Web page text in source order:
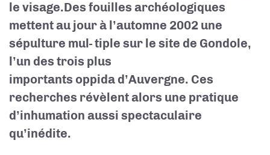
le visage.Des fouilles archéologiques
mettent au jour à l’automne 2002 une
sépulture mul- tiple sur le site de Gondole,
l’un des trois plus
importants oppida d’Auvergne. Ces
recherches révèlent alors une pratique
d’inhumation aussi spectaculaire
qu’inédite.